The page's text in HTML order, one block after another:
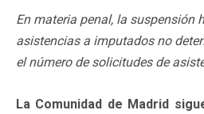
En materia penal, la suspensión
asistencias a imputados no
el número de solicitudes de
La Comunidad de Madrid